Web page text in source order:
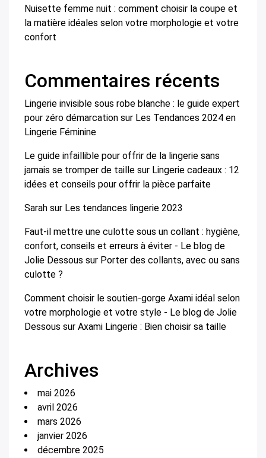
Nuisette femme nuit : comment choisir la coupe et
la matière idéales selon votre morphologie et votre
confort
Commentaires récents
Lingerie invisible sous robe blanche : le guide expert
pour zéro démarcation sur Les Tendances 2024 en
Lingerie Féminine
Le guide infaillible pour offrir de la lingerie sans
jamais se tromper de taille sur Lingerie cadeaux : 12
idées et conseils pour offrir la pièce parfaite
Sarah sur Les tendances lingerie 2023
Faut-il mettre une culotte sous un collant : hygiène,
confort, conseils et erreurs à éviter - Le blog de
Jolie Dessous sur Porter des collants, avec ou sans
culotte ?
Comment choisir le soutien-gorge Axami idéal selon
votre morphologie et votre style - Le blog de Jolie
Dessous sur Axami Lingerie : Bien choisir sa taille
Archives
mai 2026
avril 2026
mars 2026
janvier 2026
décembre 2025